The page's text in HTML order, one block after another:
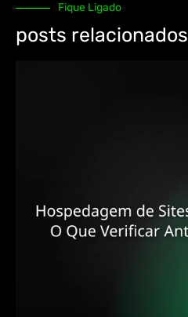
Fique Ligado
posts relacionados